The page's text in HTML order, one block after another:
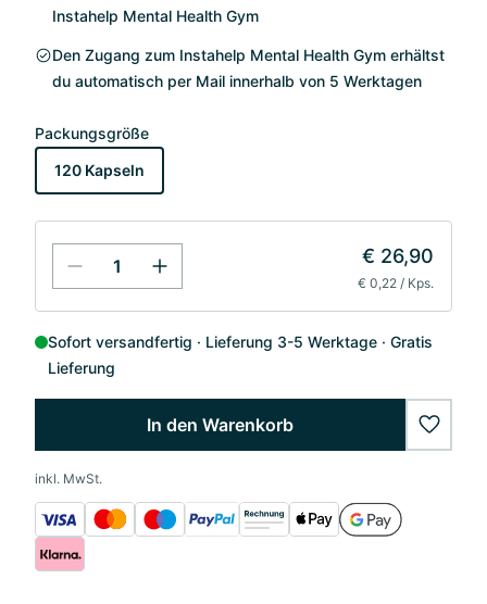
Instahelp Mental Health Gym
Den Zugang zum Instahelp Mental Health Gym erhältst
du automatisch per Mail innerhalb von 5 Werktagen
Packungsgröße
120 Kapseln
€ 26,90
€ 0,22 / Kps.
Sofort versandfertig Lieferung 3-5 Werktage
Gratis
Lieferung
In den Warenkorb
inkl. MwSt.